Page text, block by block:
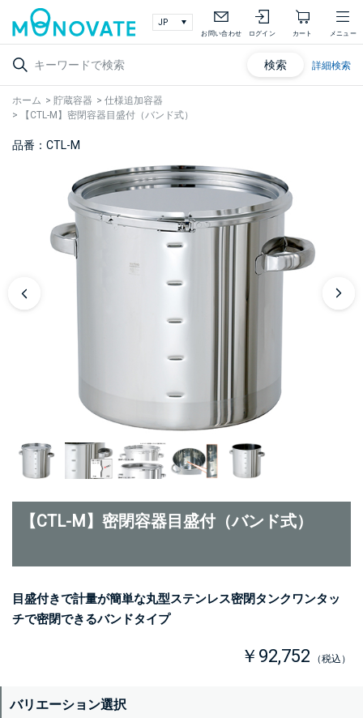
お問い合わせ ログイン カート メニュー
検索 詳細検索
ホーム > 貯蔵容器 > 仕様追加容器
>
【CTL-M】密閉容器目盛付（バンド式）
品番：CTL-M
【CTL-M】密閉容器目盛付（バンド式）
目盛付きで計量が簡単な丸型ステンレス密閉タンクワンタッ
チで密閉できるバンドタイプ
￥92,752 （税込）
バリエーション選択